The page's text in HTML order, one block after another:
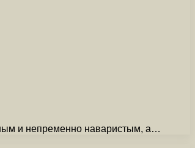
и непременно наваристым, а…